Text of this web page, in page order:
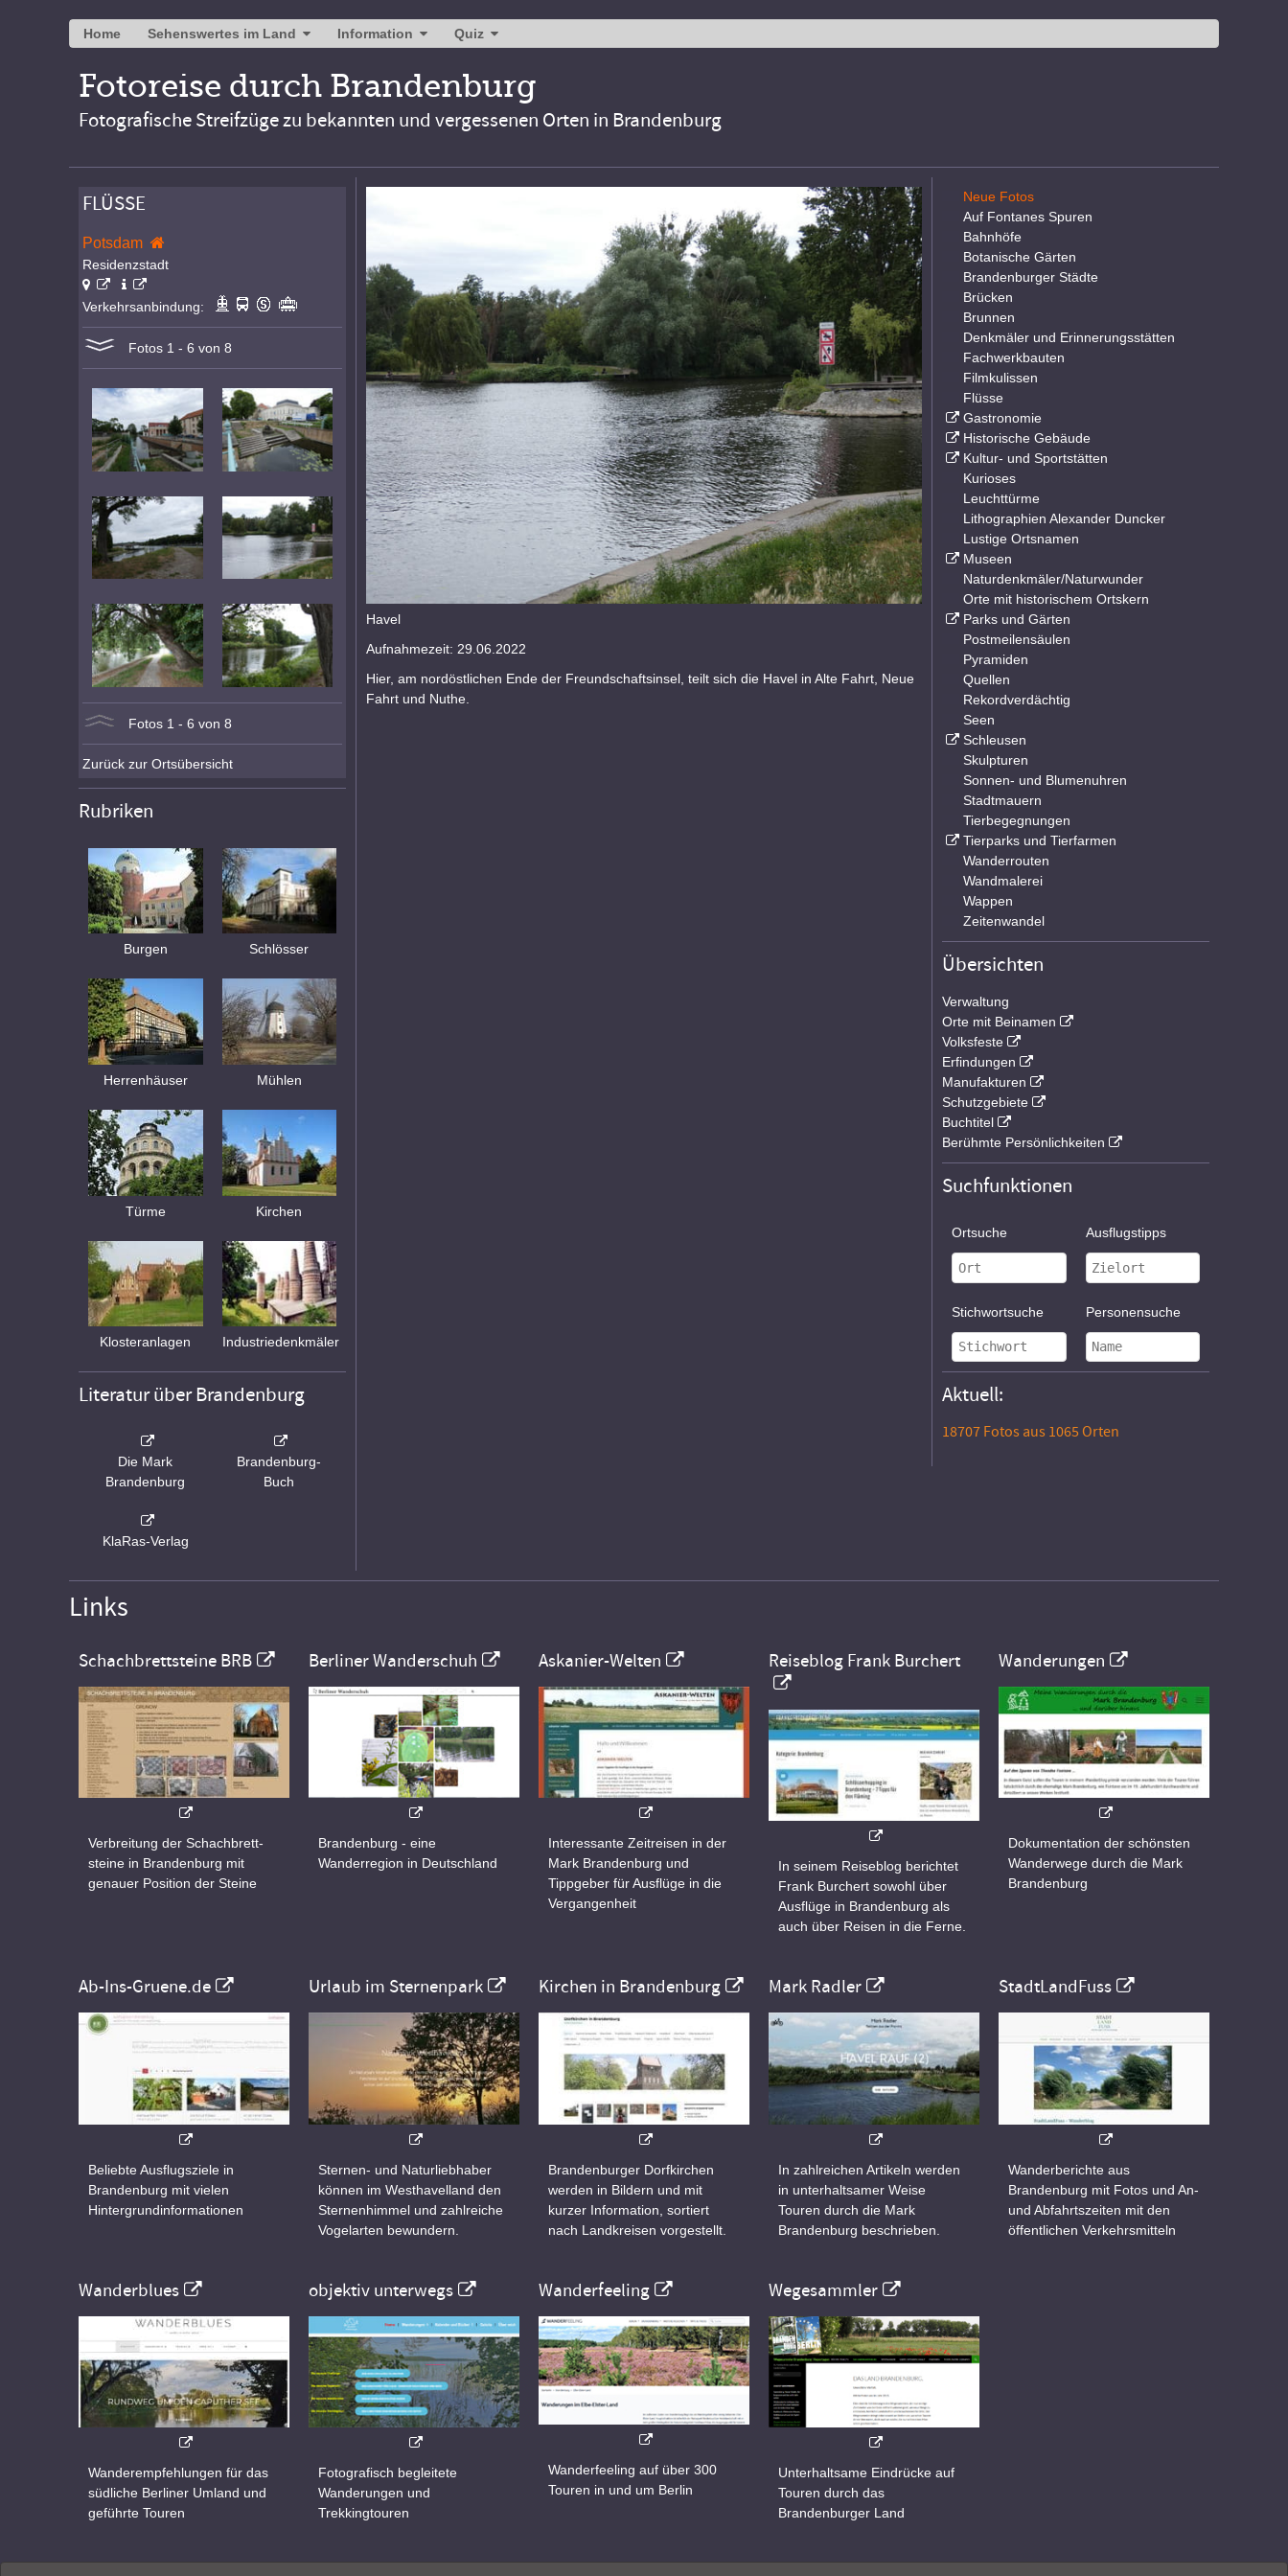
Home Sehenswertes im Land Information Quiz
Fotoreise durch Brandenburg
Fotografische Streifzüge zu bekannten und vergessenen Orten in Brandenburg
Havel
Aufnahmezeit: 29.06.2022
Hier, am nordöstlichen Ende der Freundschaftsinsel, teilt sich die Havel in Alte Fahrt, Neue
Fahrt und Nuthe.
FLÜSSE
Potsdam
Residenzstadt
Verkehrsanbindung:
Fotos 1 - 6 von 8
Fotos 1 - 6 von 8
Zurück zur Ortsübersicht
Rubriken
Burgen Schlösser
Herrenhäuser Mühlen
Türme Kirchen
Klosteranlagen Industriedenkmäler
Literatur über Brandenburg
Die Mark
Brandenburg
Brandenburg-
Buch
KlaRas-Verlag
Neue Fotos
Auf Fontanes Spuren
Bahnhöfe
Botanische Gärten
Brandenburger Städte
Brücken
Brunnen
Denkmäler und Erinnerungsstätten
Fachwerkbauten
Filmkulissen
Flüsse
Gastronomie
Historische Gebäude
Kultur- und Sportstätten
Kurioses
Leuchttürme
Lithographien Alexander Duncker
Lustige Ortsnamen
Museen
Naturdenkmäler/Naturwunder
Orte mit historischem Ortskern
Parks und Gärten
Postmeilensäulen
Pyramiden
Quellen
Rekordverdächtig
Seen
Schleusen
Skulpturen
Sonnen- und Blumenuhren
Stadtmauern
Tierbegegnungen
Tierparks und Tierfarmen
Wanderrouten
Wandmalerei
Wappen
Zeitenwandel
Übersichten
Verwaltung
Orte mit Beinamen
Volksfeste
Erfindungen
Manufakturen
Schutzgebiete
Buchtitel
Berühmte Persönlichkeiten
Suchfunktionen
Ortsuche Ausflugstipps
Stichwortsuche Personensuche
Aktuell:
18707 Fotos aus 1065 Orten
Links
Schachbrettsteine BRB
Verbreitung der Schachbrett-
steine in Brandenburg mit
genauer Position der Steine
Berliner Wanderschuh
Brandenburg - eine
Wanderregion in Deutschland
Askanier-Welten
Interessante Zeitreisen in der
Mark Brandenburg und
Tippgeber für Ausflüge in die
Vergangenheit
Reiseblog Frank Burchert
In seinem Reiseblog berichtet
Frank Burchert sowohl über
Ausflüge in Brandenburg als
auch über Reisen in die Ferne.
Wanderungen
Dokumentation der schönsten
Wanderwege durch die Mark
Brandenburg
Ab-Ins-Gruene.de
Beliebte Ausflugsziele in
Brandenburg mit vielen
Hintergrundinformationen
Urlaub im Sternenpark
Sternen- und Naturliebhaber
können im Westhavelland den
Sternenhimmel und zahlreiche
Vogelarten bewundern.
Kirchen in Brandenburg
Brandenburger Dorfkirchen
werden in Bildern und mit
kurzer Information, sortiert
nach Landkreisen vorgestellt.
Mark Radler
In zahlreichen Artikeln werden
in unterhaltsamer Weise
Touren durch die Mark
Brandenburg beschrieben.
StadtLandFuss
Wanderberichte aus
Brandenburg mit Fotos und An-
und Abfahrtszeiten mit den
öffentlichen Verkehrsmitteln
Wanderblues
Wanderempfehlungen für das
südliche Berliner Umland und
geführte Touren
objektiv unterwegs
Fotografisch begleitete
Wanderungen und
Trekkingtouren
Wanderfeeling
Wanderfeeling auf über 300
Touren in und um Berlin
Wegesammler
Unterhaltsame Eindrücke auf
Touren durch das
Brandenburger Land